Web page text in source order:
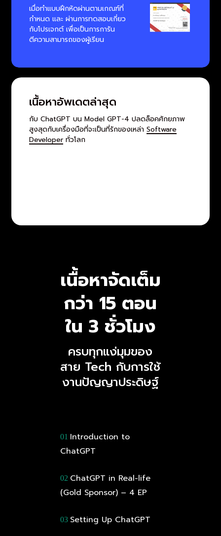
เมื่อทำแบบฝึกหัดผ่านตามเกณฑ์ที่
กำหนด และ ผ่านการทดสอบเกี่ยว
กับโปรเจกต์ เพื่อเป็นการการัน
ตีความสามารถของผู้เรียน
เนื้อหาอัพเดตล่าสุด
กับ ChatGPT บน Model GPT-4 ปลดล็อคศักยภาพ
สูงสุดกับเครื่องมือที่จะเป็นที่รักของเหล่า Software
Developerทั่วโลก
เนื้อหาจัดเต็ม
กว่า 15 ตอน
ใน 3 ชั่วโมง
ครบทุกแง่มุมของ
สาย Tech กับการใช้
งานปัญญาประดิษฐ์
01 Introduction to
ChatGPT
02 ChatGPT in Real-life
(Gold Sponsor) – 4 EP
03 Setting Up ChatGPT